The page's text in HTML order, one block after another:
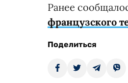
Ранее
французского
Поделиться